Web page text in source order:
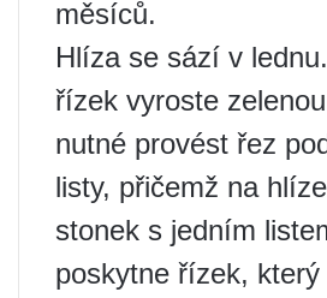
měsíců.
Hlíza se sází v
řízek vyroste
nutné provést řez
listy, přičemž na
stonek s jedním
poskytne řízek,